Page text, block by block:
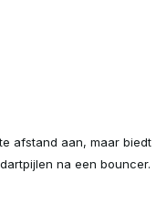
afstand aan, maar biedt
na een bouncer.